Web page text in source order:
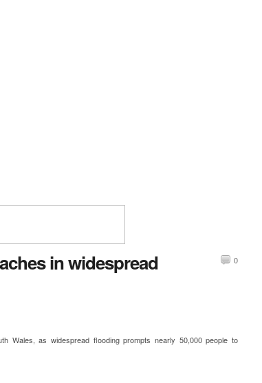
in widespread
0
Wales, as widespread flooding prompts nearly 50,000 people to